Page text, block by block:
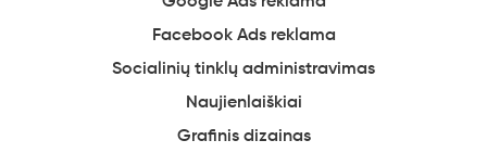
FacebookAds reklama
Socialinių tinklų administravimas
Naujienlaiškiai
Grafinis dizainas